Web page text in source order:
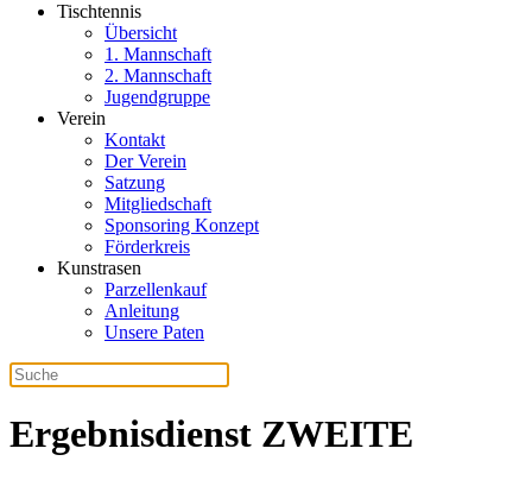
Tischtennis
Übersicht
1. Mannschaft
2. Mannschaft
Jugendgruppe
Verein
Kontakt
Der Verein
Satzung
Mitgliedschaft
Sponsoring Konzept
Förderkreis
Kunstrasen
Parzellenkauf
Anleitung
Unsere Paten
Ergebnisdienst ZWEITE